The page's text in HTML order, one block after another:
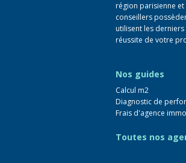
région parisienne
conseillers
utilisent les derniers
réussite de votre
Nos guides
Calcul m2
Diagnostic de
Frais d'agence
Toutes nos